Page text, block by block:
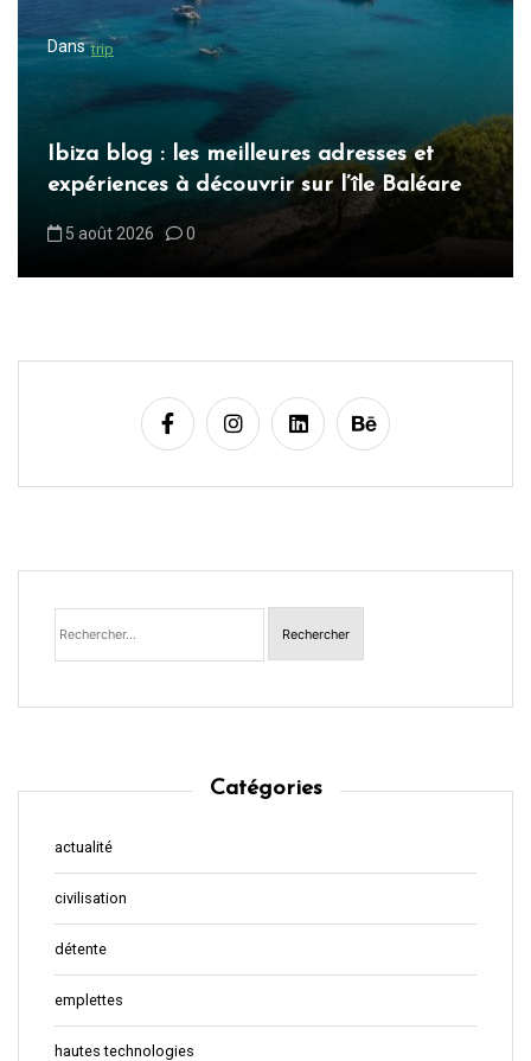
l
Dans trip
Blog ibiza : les incontournables à
découvrir sur l’île blanche
6 août 2026
Rechercher :
Catégories
actualité
civilisation
détente
emplettes
hautes technologies